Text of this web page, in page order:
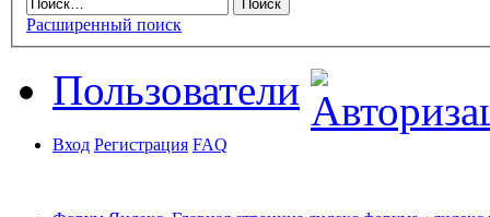
Расширенный поиск
Пользователи
Вход Регистрация FAQ